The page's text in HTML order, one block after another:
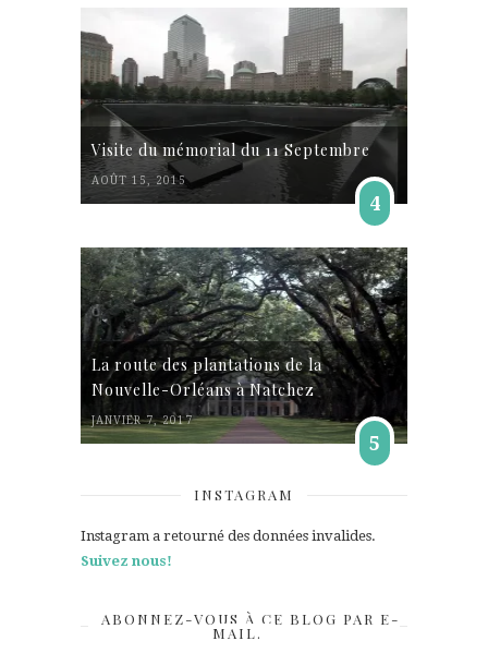
Visite du mémorial du 11 Septembre
AOÛT 15, 2015
4
La route des plantations de la
Nouvelle-Orléans à Natchez
JANVIER 7, 2017
5
INSTAGRAM
Instagram a retourné des données invalides.
Suivez nous!
ABONNEZ-VOUS À CE BLOG PAR E-
MAIL.